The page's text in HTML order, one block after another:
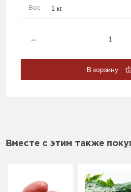
Вес
В корзину
Вместе с этим также